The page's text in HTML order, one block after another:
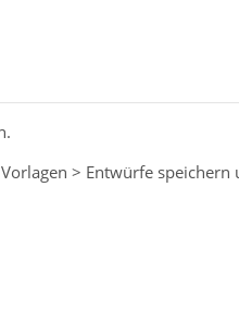
> Entwürfe speichern